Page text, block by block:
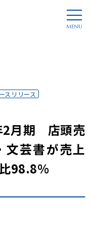
スリリース
2月期 店頭売
芸書が売上
98.8%